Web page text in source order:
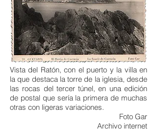
Vista del Ratón, con el puerto y la villa en
la que destaca la torre de la iglesia, desde
las rocas del tercer túnel, en una edición
de postal que sería la primera de muchas
otras con ligeras variaciones.
Foto Gar
Archivo internet